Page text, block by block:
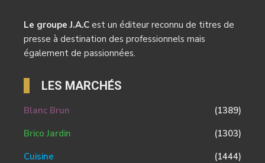
Le groupe J.A.C est un éditeur reconnu de titres de
presse à destination des professionnels mais
également de passionnées.
LES MARCHÉS
Blanc Brun
(1389)
Brico Jardin
(1303)
Cuisine
(1444)